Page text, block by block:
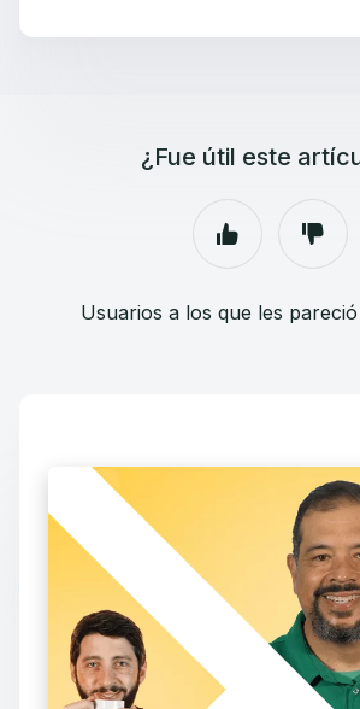
¿Fue útil este
Usuarios a los que les